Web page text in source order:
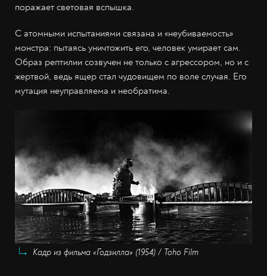
поражает световая вспышка.
С атомными испытаниями связана и «неубиваемость»
монстра: пытаясь уничтожить его, человек умирает сам.
Образ рептилии созвучен не только с агрессором, но и с
жертвой, ведь ящер стал чудовищем по воле случая. Его
мутация неуправляема и необратима.
Кадр из фильма «Годзилла» (1954) / Toho Film